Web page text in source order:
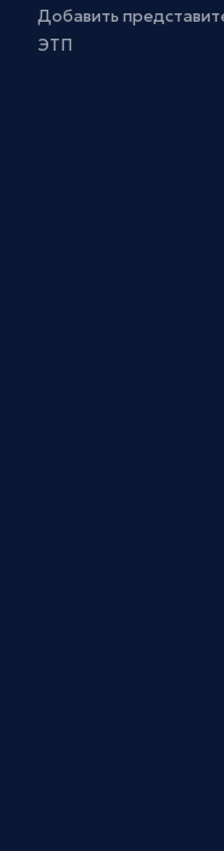
Добавить
ЭТП